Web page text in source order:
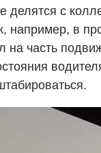
делятся с
например, в
на часть